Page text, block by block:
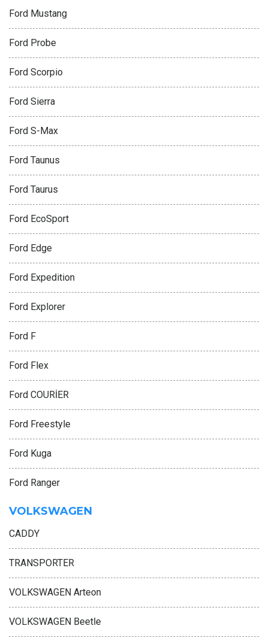
Ford Mustang
Ford Probe
Ford Scorpio
Ford Sierra
Ford S-Max
Ford Taunus
Ford Taurus
Ford EcoSport
Ford Edge
Ford Expedition
Ford Explorer
Ford F
Ford Flex
Ford COURİER
Ford Freestyle
Ford Kuga
Ford Ranger
VOLKSWAGEN
CADDY
TRANSPORTER
VOLKSWAGEN Arteon
VOLKSWAGEN Beetle